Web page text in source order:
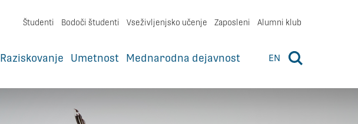
Študenti Bodoči študenti Vseživljenjsko učenje Zaposleni Alumni klub
Raziskovanje Umetnost Mednarodna dejavnost EN